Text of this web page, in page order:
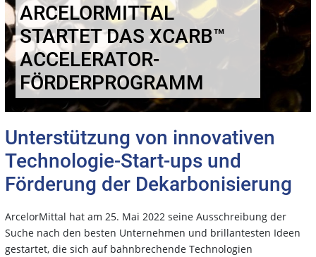
ARCELORMITTAL
STARTET DAS XCARB™
ACCELERATOR-
FÖRDERPROGRAMM
Unterstützung von innovativen
Technologie-Start-ups und
Förderung der Dekarbonisierung
ArcelorMittal hat am 25. Mai 2022 seine Ausschreibung der
Suche nach den besten Unternehmen und brillantesten Ideen
gestartet, die sich auf bahnbrechende Technologien